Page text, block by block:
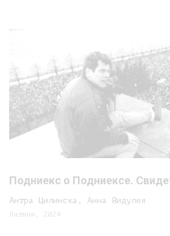
Подниекс о Подниексе.
Антра Цилинска, Анна Видулея
Латвия, 2024